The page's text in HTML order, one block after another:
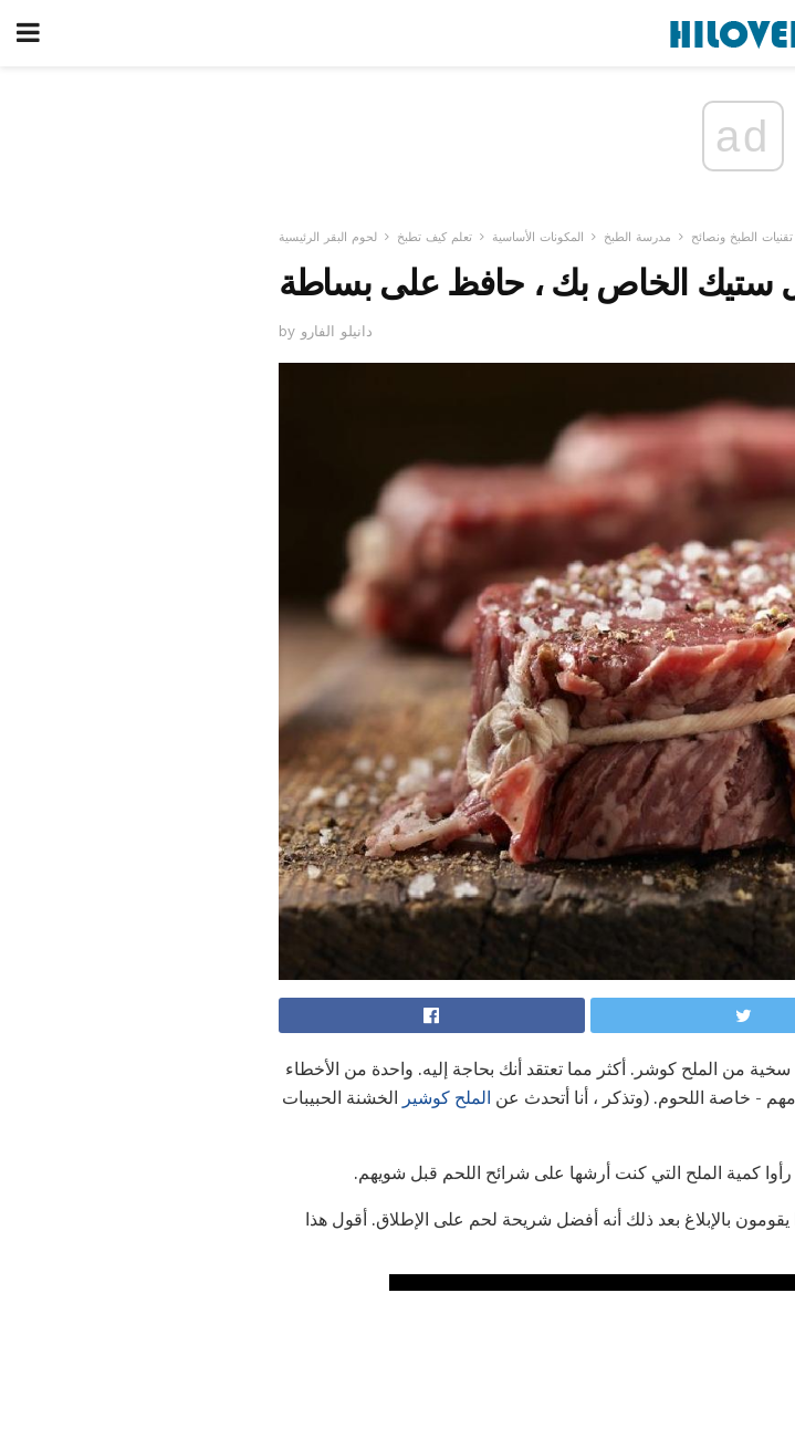
ad
تقنيات الطبخ ونصائح مدرسة الطبخ المكونات الأساسية تعلم كيف تطبخ لحوم البقر الرئيسية
ستيك الخاص بك ، حافظ على بساطة
by دانيلو الفارو
من الملح كوشر. أكثر مما تعتقد أنك بحاجة إليه. واحدة من الأخطاء
- خاصة اللحوم. (وتذكر ، أنا أتحدث عن الملح كوشير
الخشنة الحبيبات
كمية الملح التي كنت أرشها على شرائح اللحم قبل شويهم.
بالإبلاغ بعد ذلك أنه أفضل شريحة لحم على الإطلاق. أقول هذا